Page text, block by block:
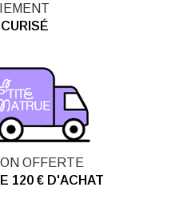
OFFERTE
120 € D'ACHAT